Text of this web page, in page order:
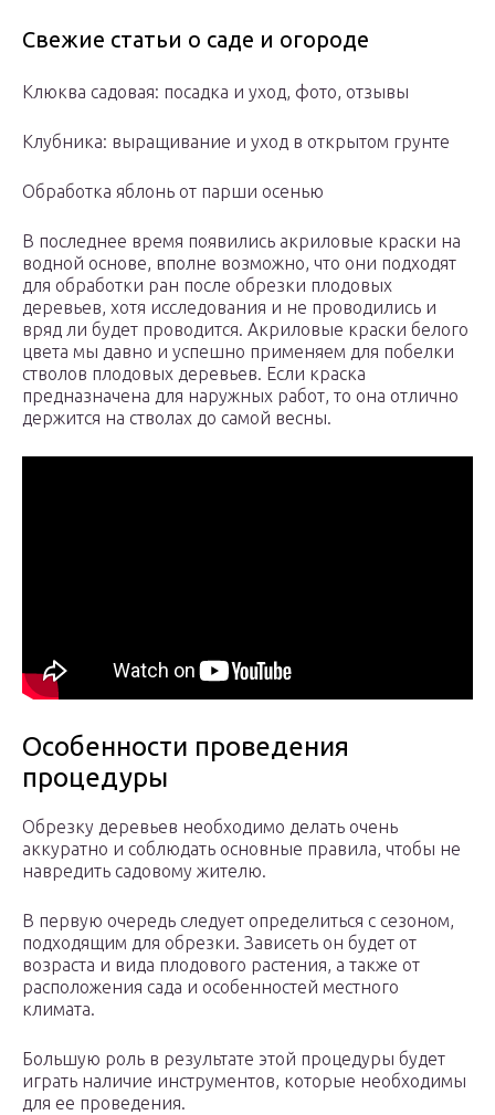
Свежие статьи о саде и огороде
Клюква садовая: посадка и уход, фото, отзывы
Клубника: выращивание и уход в открытом грунте
Обработка яблонь от парши осенью
В последнее время появились акриловые краски на
водной основе, вполне возможно, что они подходят
для обработки ран после обрезки плодовых
деревьев, хотя исследования и не проводились и
вряд ли будет проводится. Акриловые краски белого
цвета мы давно и успешно применяем для побелки
стволов плодовых деревьев. Если краска
предназначена для наружных работ, то она отлично
держится на стволах до самой весны.
Особенности проведения
процедуры
Обрезку деревьев необходимо делать очень
аккуратно и соблюдать основные правила, чтобы не
навредить садовому жителю.
В первую очередь следует определиться с сезоном,
подходящим для обрезки. Зависеть он будет от
возраста и вида плодового растения, а также от
расположения сада и особенностей местного
климата.
Большую роль в результате этой процедуры будет
играть наличие инструментов, которые необходимы
для ее проведения.